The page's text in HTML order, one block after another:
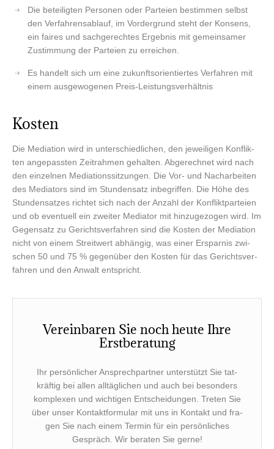
Die betei­lig­ten Per­so­nen oder Par­tei­en bestim­men selbst
den Ver­fah­rens­ab­lauf, im Vor­der­grund steht der Kon­sens,
ein fai­res und sach­ge­rech­tes Ergeb­nis mit gemein­sa­mer
Zustim­mung der Par­tei­en zu erreichen.
Es han­delt sich um eine zukunfts­ori­en­tier­tes Ver­fah­ren mit
einem aus­ge­wo­ge­nen Preis-Leistungsverhältnis
Kos­ten
Die Media­ti­on wird in unter­schied­li­chen, den jewei­li­gen Kon­flik­
ten ange­pass­ten Zeit­rah­men gehal­ten. Abge­rech­net wird nach
den ein­zel­nen Media­ti­ons­sit­zun­gen. Die Vor- und Nach­ar­bei­ten
des Media­tors sind im Stun­den­satz inbe­grif­fen. Die Höhe des
Stun­den­sat­zes rich­tet sich nach der Anzahl der Kon­flikt­par­tei­en
und ob even­tu­ell ein zwei­ter Media­tor mit hin­zu­ge­zo­gen wird. Im
Gegen­satz zu Gerichts­ver­fah­ren sind die Kos­ten der Media­ti­on
nicht von einem Streit­wert abhän­gig, was einer Erspar­nis zwi­
schen 50 und 75 % gegen­über den Kos­ten für das Gerichts­ver­
fah­ren und den Anwalt entspricht.
Ver­ein­ba­ren Sie noch heu­te Ihre
Erstberatung
Ihr per­sön­li­cher Ansprech­part­ner unter­stützt Sie tat­
kräf­tig bei allen all­täg­li­chen und auch bei beson­ders
kom­ple­xen und wich­ti­gen Ent­schei­dun­gen. Tre­ten Sie
über unser Kon­takt­for­mu­lar mit uns in Kon­takt und fra­
gen Sie nach einem Ter­min für ein per­sön­li­ches
Gespräch. Wir bera­ten Sie gerne!